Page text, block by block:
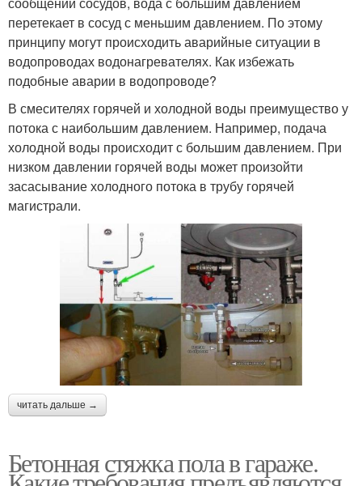
перетекает в сосуд с меньшим давлением. По этому
принципу могут происходить аварийные ситуации в
водопроводах водонагревателях. Как избежать
подобные аварии в водопроводе?
В смесителях горячей и холодной воды преимущество у
потока с наибольшим давлением. Например, подача
холодной воды происходит с большим давлением. При
низком давлении горячей воды может произойти
засасывание холодного потока в трубу горячей
магистрали.
читать дальше →
Бетонная стяжка пола в гараже.